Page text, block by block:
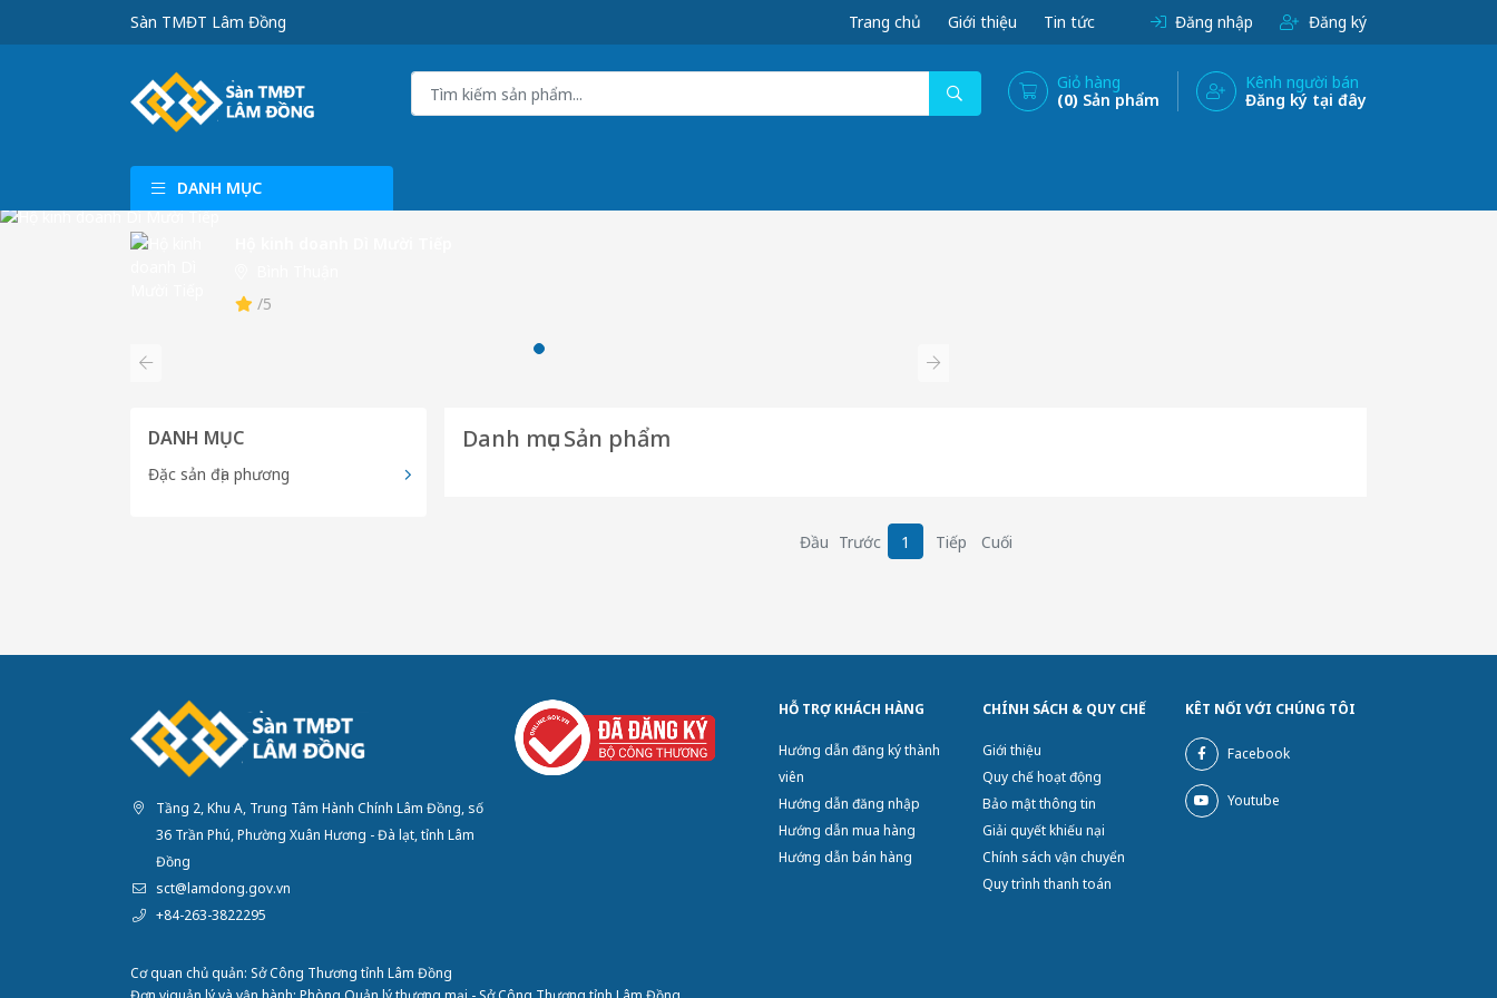
Sàn TMĐT Lâm Đồng Trang chủ Giới thiệu Tin tức Đăng nhập Đăng ký
Giỏ hàng
(0) Sản phẩm
Kênh người bán
Đăng ký tại đây
DANH MỤC
/5
Danh mục Sản phẩm
Đầu Trước 1 Tiếp Cuối
DANH MỤC
Đặc sản địa phương
Tầng 2, Khu A, Trung Tâm Hành Chính Lâm Đồng, số
36 Trần Phú, Phường Xuân Hương - Đà lạt, tỉnh Lâm
Đồng
sct@lamdong.gov.vn
+84-263-3822295
HỖ TRỢ KHÁCH HÀNG
Hướng dẫn đăng ký thành
viên
Hướng dẫn đăng nhập
Hướng dẫn mua hàng
Hướng dẫn bán hàng
CHÍNH SÁCH & QUY CHẾ
Giới thiệu
Quy chế hoạt động
Bảo mật thông tin
Giải quyết khiếu nại
Chính sách vận chuyển
Quy trình thanh toán
KÊT NỐI VỚI CHÚNG TÔI
Facebook
Youtube
Cơ quan chủ quản: Sở Công Thương tỉnh Lâm Đồng